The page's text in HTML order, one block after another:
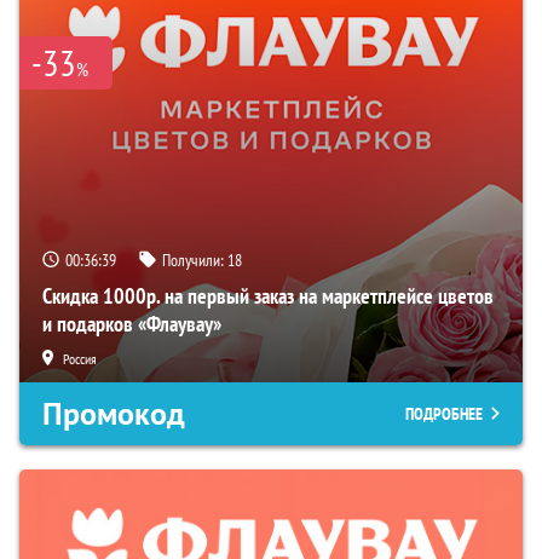
-33%
00:36:38 Получили: 18
Скидка 1000р. на первый заказ на маркетплейсе цветов
и подарков «Флаувау»
Россия
Промокод ПОДРОБНЕЕ